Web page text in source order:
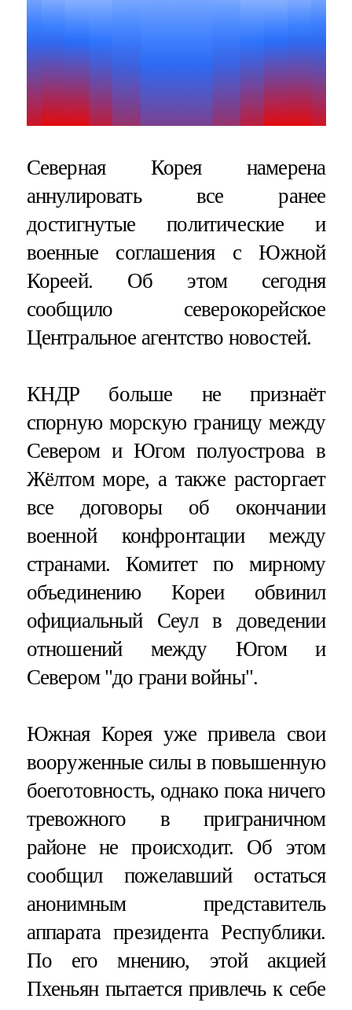
Северная Корея намерена
аннулировать все ранее
достигнутые политические и
военные соглашения с Южной
Кореей. Об этом сегодня
сообщило северокорейское
Центральное агентство новостей.
КНДР больше не признаёт
спорную морскую границу между
Севером и Югом полуострова в
Жёлтом море, а также расторгает
все договоры об окончании
военной конфронтации между
странами. Комитет по мирному
объединению Кореи обвинил
официальный Сеул в доведении
отношений между Югом и
Севером "до грани войны".
Южная Корея уже привела свои
вооруженные силы в повышенную
боеготовность, однако пока ничего
тревожного в приграничном
районе не происходит. Об этом
сообщил пожелавший остаться
анонимным представитель
аппарата президента Республики.
По его мнению, этой акцией
Пхеньян пытается привлечь к себе